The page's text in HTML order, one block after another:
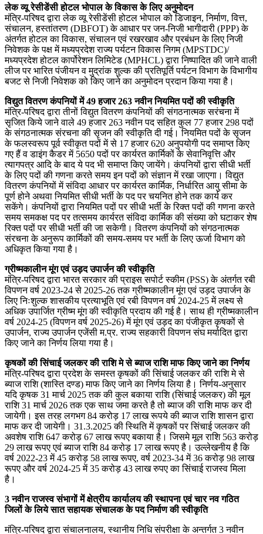
लेक व्यू रेसीडेंसी होटल भोपाल के विकास के लिए अनुमोदन
मंत्रि-परिषद द्वारा लेक व्यू रेसीडेंसी होटल भोपाल को डिजाइन, निर्माण, वित्त,
संचालन, हस्तांतरण (DBFOT) के आधार पर जन-निजी भागीदारी (PPP) के
अंतर्गत होटल का विकास, संचालन एवं रखरखाव और प्रबंधन के लिए निजी
निवेशक के पक्ष में मध्यप्रदेश राज्य पर्यटन विकास निगम (MPSTDC)/
मध्यप्रदेश होटल कार्पोरेशन लिमिटेड (MPHCL) द्वारा निष्पादित की जाने वाली
लीज पर भारित पंजीयन व मुद्रांक शुल्क की प्रतिपूर्ति पर्यटन विभाग के विभागीय
बजट से निजी निवेशक को किए जाने का अनुमोदन प्रदान किया गया है।
विद्युत वितरण कंपनियों में 49 हजार 263 नवीन नियमित पदों की स्वीकृति
मंत्रि-परिषद द्वारा तीनों विद्युत वितरण कंपनियों की संगठनात्मक सरंचना में
सृजित किये जाने वाले 49 हजार 263 नवीन पद सहित कुल 77 हजार 298 पदों
के संगठनात्मक संरचना की सृजन की स्वीकृति दी गई। नियमित पदों के सृजन
के फलस्वरूप पूर्व स्वीकृत पदों में से 17 हजार 620 अनुपयोगी पद समाप्त किए
गए हैं व डाइंग कैडर में 5650 पदों पर कार्यरत कार्मिकों के सेवानिवृत्ति और
त्यागपत्र आदि के बाद ये पद भी समाप्त किए जायेंगे। कंपनियों द्वारा सीधी भर्ती
के लिए पदों की गणना करते समय इन पदों को संज्ञान में रखा जाएगा। विद्युत
वितरण कंपनियों में संविदा आधार पर कार्यरत कार्मिक, निर्धारित आयु सीमा के
पूर्ण होने अथवा नियमित सीधी भर्ती के पद पर चयनित होने तक कार्य कर
सकेंगे। कंपनियों द्वारा नियमित पदों पर सीधी भर्ती के रिक्त पदों की गणना करते
समय समकक्ष पद पर तत्समय कार्यरत संविदा कार्मिक की संख्या को घटाकर शेष
रिक्त पदों पर सीधी भर्ती की जा सकेगी। वितरण कंपनियों को संगठनात्मक
संरचना के अनुरूप कार्मिकों की समय-समय पर भर्ती के लिए ऊर्जा विभाग को
अधिकृत किया गया है।
ग्रीष्मकालीन मूंग एवं उड़द उपार्जन की स्वीकृति
मंत्रि-परिषद द्वारा भारत सरकार की प्राइस सपोर्ट स्कीम (PSS) के अंतर्गत रबी
विपणन वर्ष 2023-24 से 2025-26 तक ग्रीष्मकालीन मूंग एवं उड़द उपार्जन के
लिए निःशुल्क शासकीय प्रत्याभूति एवं रबी विपणन वर्ष 2024-25 में लक्ष्य से
अधिक उपार्जित ग्रीष्म मूंग की स्वीकृति प्रदाय की गई है। साथ ही ग्रीष्मकालीन
वर्ष 2024-25 (विपणन वर्ष 2025-26) में मूंग एवं उड़द का पंजीकृत कृषकों से
उपार्जन, राज्य उपार्जन एजेंसी म.प्र. राज्य सहकारी विपणन संघ मर्यादित द्वारा
किए जाने का निर्णय लिया गया है।
कृषकों की सिंचाई जलकर की राशि मे से ब्याज राशि माफ किए जाने का निर्णय
मंत्रि-परिषद द्वारा प्रदेश के समस्त कृषकों की सिंचाई जलकर की राशि मे से
ब्याज राशि (शास्ति दण्ड) माफ किए जाने का निर्णय लिया है। निर्णय-अनुसार
यदि कृषक 31 मार्च 2025 तक की कुल बकाया राशि (सिंचाई जलकर) की मूल
राशि 31 मार्च 2026 तक एक साथ जमा करते है तो ब्याज की राशि माफ कर दी
जायेगी। इस तरह लगभग 84 करोड़ 17 लाख रूपये की ब्याज राशि शासन द्वारा
माफ कर दी जायेगी। 31.3.2025 की स्थिति में कृषकों पर सिंचाई जलकर की
अवशेष राशि 647 करोड़ 67 लाख रूपए बकाया है। जिसमे मूल राशि 563 करोड़
29 लाख रूपए एवं ब्याज राशि 84 करोड़ 17 लाख रूपए है। उल्लेखनीय है कि
वर्ष 2022-23 में 45 करोड़ 58 लाख रूपए, वर्ष 2023-34 में 36 करोड़ 98 लाख
रूपए और वर्ष 2024-25 में 35 करोड़ 43 लाख रुपए का सिंचाई राजस्व मिला
है।
3 नवीन राजस्व संभागों में क्षेत्रीय कार्यालय की स्थापना एवं चार नव गठित
जिलों के लिये सात सहायक संचालक के पद निर्माण की स्वीकृति
मंत्रि-परिषद द्वारा संचालनालय, स्थानीय निधि संपरीक्षा के अन्तर्गत 3 नवीन